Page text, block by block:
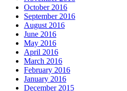
October 2016
September 2016
August 2016
June 2016
May 2016
April 2016
March 2016
February 2016
January 2016
December 2015